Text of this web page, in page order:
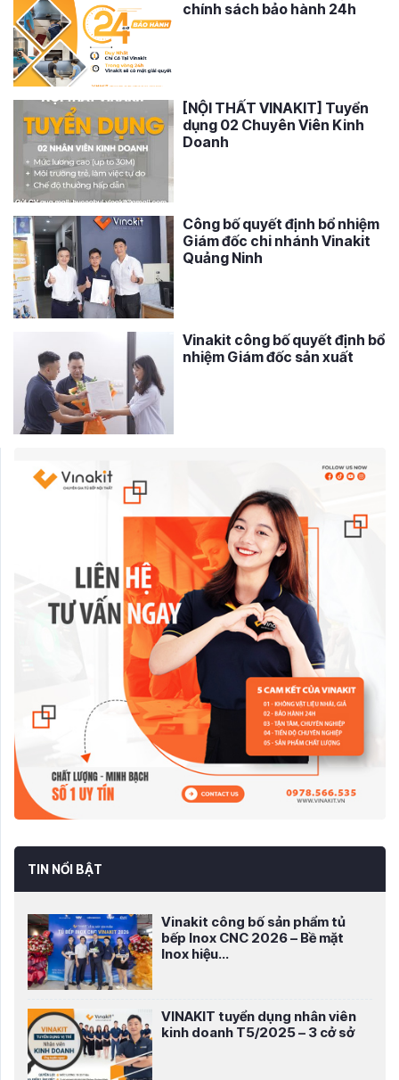
chính sách bảo hành 24h
[NỘI THẤT VINAKIT] Tuyển
dụng 02 Chuyên Viên Kinh
Doanh
Công bố quyết định bổ nhiệm
Giám đốc chi nhánh Vinakit
Quảng Ninh
Vinakit công bố quyết định bổ
nhiệm Giám đốc sản xuất
TIN NỔI BẬT
Vinakit công bố sản phẩm tủ
bếp Inox CNC 2026 – Bề mặt
Inox hiệu...
VINAKIT tuyển dụng nhân viên
kinh doanh T5/2025 – 3 cở sở